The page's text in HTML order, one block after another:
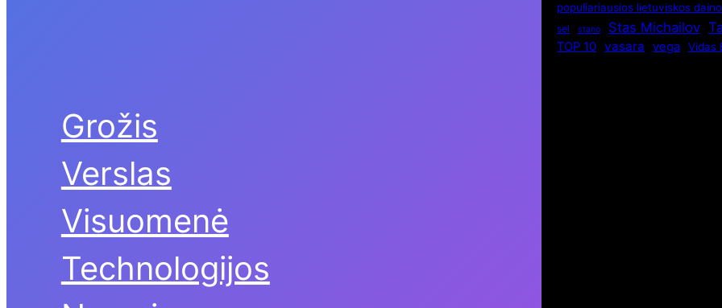
Grožis
Verslas
Visuomenė
Technologijos
populiariausios lietuviskos
sel stano Stas Michailov
TOP 10 vasara vega Vidas